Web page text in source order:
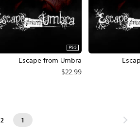
Escape from Umbra
PS5
$22.99
1
2